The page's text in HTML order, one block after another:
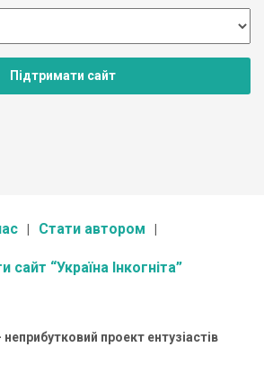
Підтримати сайт
Стати автором
сайт “Україна Інкогніта”
неприбутковий проект ентузіастів